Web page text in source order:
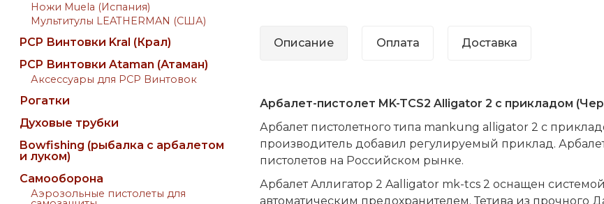
Ножи Muela (Испания)
Мультитулы LEATHERMAN (США)
PCP Винтовки Kral (Крал)
PCP Винтовки Ataman (Атаман)
Аксессуары для PCP Винтовок
Рогатки
Духовые трубки
Bowfishing (рыбалка с арбалетом
и луком)
Самооборона
Аэрозольные пистолеты для
Описание Оплата Доставка
Арбалет-пистолет MK-TCS2 Alligator 2 с прикладом
Арбалет пистолетного типа mankung alligator 2 с
производитель добавил регулируемый приклад.
пистолетов на Российском рынке.
Арбалет Аллигатор 2 Aalligator mk-tcs 2 оснащен
автоматическим предохранителем. Тетива из прочного